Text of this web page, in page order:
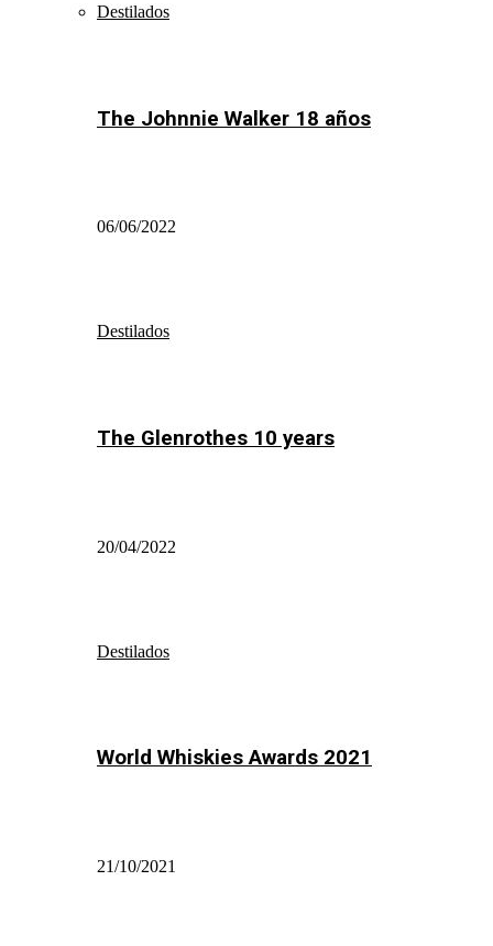
Destilados
The Johnnie Walker 18 años
06/06/2022
Destilados
The Glenrothes 10 years
20/04/2022
Destilados
World Whiskies Awards 2021
21/10/2021